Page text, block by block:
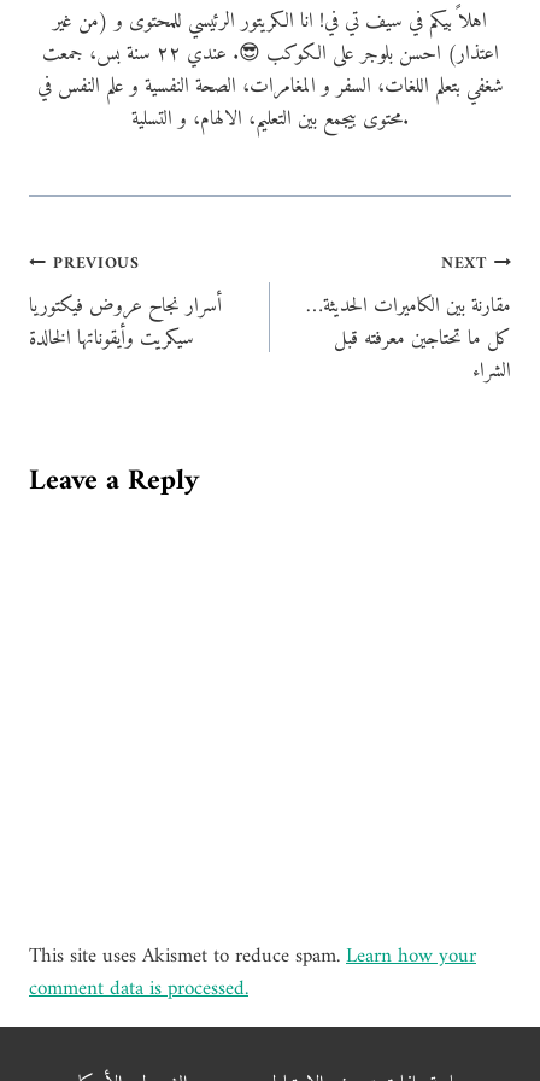
اهلاً بيكم في سيف تي في! انا الكريتور الرئيسي للمحتوى و (من غير
اعتذار) احسن بلوجر على الكوكب 😎. عندي ٢٢ سنة بس، جمعت
شغفي بتعلم اللغات، السفر و المغامرات، الصحة النفسية و علم النفس في
محتوى بيجمع بين التعليم، الالهام، و التسلية.
Post
navigation
PREVIOUS
أسرار نجاح عروض فيكتوريا
سيكريت وأيقوناتها الخالدة
NEXT
مقارنة بين الكاميرات الحديثة…
كل ما تحتاجين معرفته قبل
الشراء
Leave a Reply
This site uses Akismet to reduce spam.Learn how your
comment data is processed.